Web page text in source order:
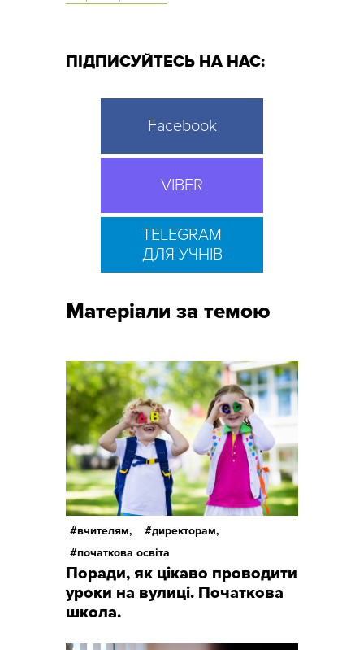
ПІДПИСУЙТЕСЬ НА НАС:
Facebook
VIBER
TELEGRAM
ДЛЯ УЧНІВ
Матеріали за темою
вчителям,
директорам,
початкова освіта
Поради, як цікаво проводити
уроки на вулиці. Початкова
школа.